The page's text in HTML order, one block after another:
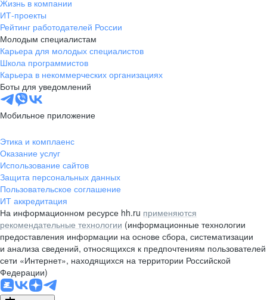
Жизнь в компании
ИТ-проекты
Рейтинг работодателей России
Молодым специалистам
Карьера для молодых специалистов
Школа программистов
Карьера в некоммерческих организациях
Боты для уведомлений
Мобильное приложение
Этика и комплаенс
Оказание услуг
Использование сайтов
Защита персональных данных
Пользовательское соглашение
ИТ аккредитация
На информационном ресурсе hh.ru применяются
рекомендательные технологии (информационные технологии
предоставления информации на основе сбора, систематизации
и анализа сведений, относящихся к предпочтениям пользователей
сети «Интернет», находящихся на территории Российской
Федерации)